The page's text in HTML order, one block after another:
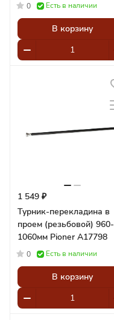
0 Есть в наличии
В корзину
1 549 ₽
Турник-перекладина в
проем (резьбовой) 960-
1060мм Pioner A17798
0 Есть в наличии
В корзину